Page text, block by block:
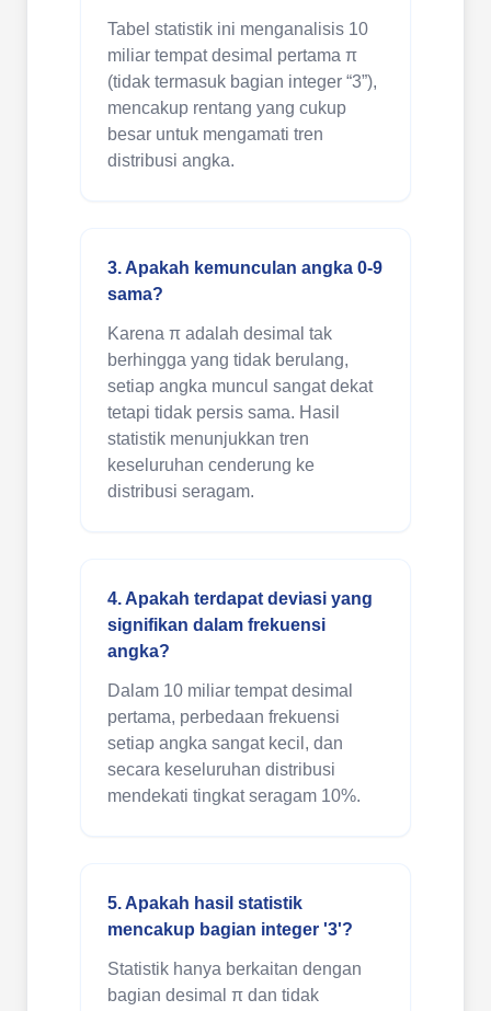
Tabel statistik ini menganalisis 10
miliar tempat desimal pertama π
(tidak termasuk bagian integer “3”),
mencakup rentang yang cukup
besar untuk mengamati tren
distribusi angka.
3. Apakah kemunculan angka 0-9
sama?
Karena π adalah desimal tak
berhingga yang tidak berulang,
setiap angka muncul sangat dekat
tetapi tidak persis sama. Hasil
statistik menunjukkan tren
keseluruhan cenderung ke
distribusi seragam.
4. Apakah terdapat deviasi yang
signifikan dalam frekuensi
angka?
Dalam 10 miliar tempat desimal
pertama, perbedaan frekuensi
setiap angka sangat kecil, dan
secara keseluruhan distribusi
mendekati tingkat seragam 10%.
5. Apakah hasil statistik
mencakup bagian integer '3'?
Statistik hanya berkaitan dengan
bagian desimal π dan tidak